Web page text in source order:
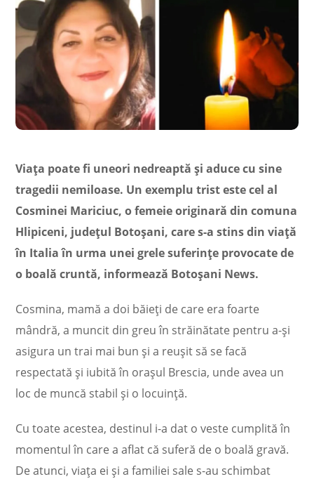
Viața poate fi uneori nedreaptă și aduce cu sine
tragedii nemiloase. Un exemplu trist este cel al
Cosminei Mariciuc, o femeie originară din comuna
Hlipiceni, județul Botoșani, care s-a stins din viață
în Italia în urma unei grele suferințe provocate de
o boală cruntă, informează Botoșani News.
Cosmina, mamă a doi băieți de care era foarte
mândră, a muncit din greu în străinătate pentru a-și
asigura un trai mai bun și a reușit să se facă
respectată și iubită în orașul Brescia, unde avea un
loc de muncă stabil și o locuință.
Cu toate acestea, destinul i-a dat o veste cumplită în
momentul în care a aflat că suferă de o boală gravă.
De atunci, viața ei și a familiei sale s-au schimbat